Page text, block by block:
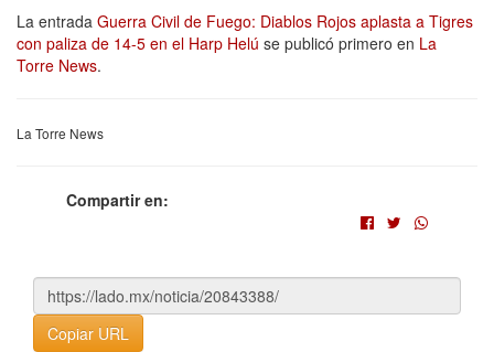
La entrada Guerra Civil de Fuego: Diablos Rojos aplasta a Tigres
con paliza de 14-5 en el Harp Helú se publicó primero en La
Torre News.
La Torre News
Compartir en:
Copiar URL